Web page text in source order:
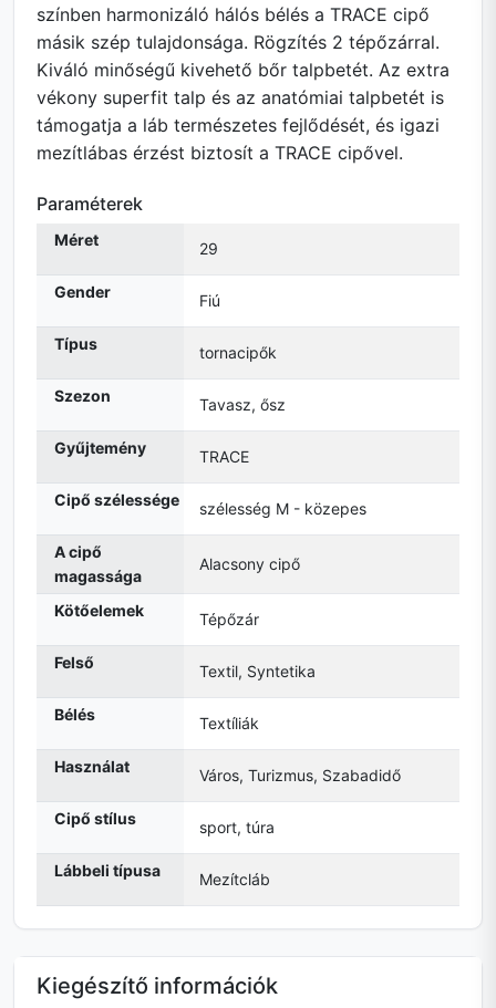
színben harmonizáló hálós bélés a TRACE cipő
másik szép tulajdonsága. Rögzítés 2 tépőzárral.
Kiváló minőségű kivehető bőr talpbetét. Az extra
vékony superfit talp és az anatómiai talpbetét is
támogatja a láb természetes fejlődését, és igazi
mezítlábas érzést biztosít a TRACE cipővel.
Paraméterek
Méret 29
Gender Fiú
Típus tornacipők
Szezon Tavasz, ősz
Gyűjtemény TRACE
Cipő szélessége szélesség M - közepes
A cipő
magassága
Alacsony cipő
Kötőelemek Tépőzár
Felső Textil, Syntetika
Bélés Textíliák
Használat Város, Turizmus, Szabadidő
Cipő stílus sport, túra
Lábbeli típusa Mezítcláb
Kiegészítő információk